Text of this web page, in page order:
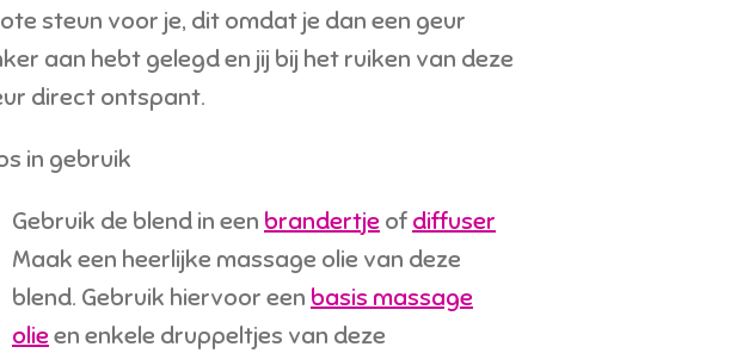
steun voor je, dit omdat je dan een geur
aan hebt gelegd en jij bij het ruiken van deze
direct ontspant.
in gebruik
Gebruik de blend in een brandertje of diffuser
Maak een heerlijke massage olie van deze
blend. Gebruik hiervoor een basis massage
olie en enkele druppeltjes van deze